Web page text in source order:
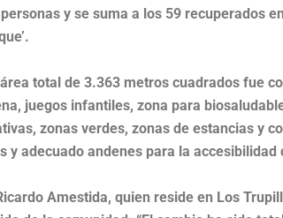
y se suma a los 59 recuperados
total de 3.363 metros cuadrados fue
juegos infantiles, zona para
zonas verdes, zonas de estancias y
y adecuado andenes para la
Amestida, quien reside en Los